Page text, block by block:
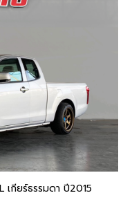
เกียร์ธรรมดา ปี2015